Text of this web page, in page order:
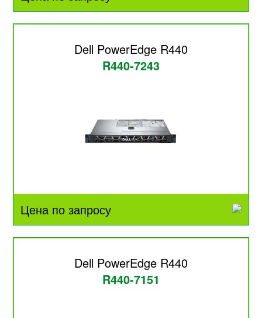
Dell PowerEdge R440
R440-7243
Цена по запросу
Dell PowerEdge R440
R440-7151